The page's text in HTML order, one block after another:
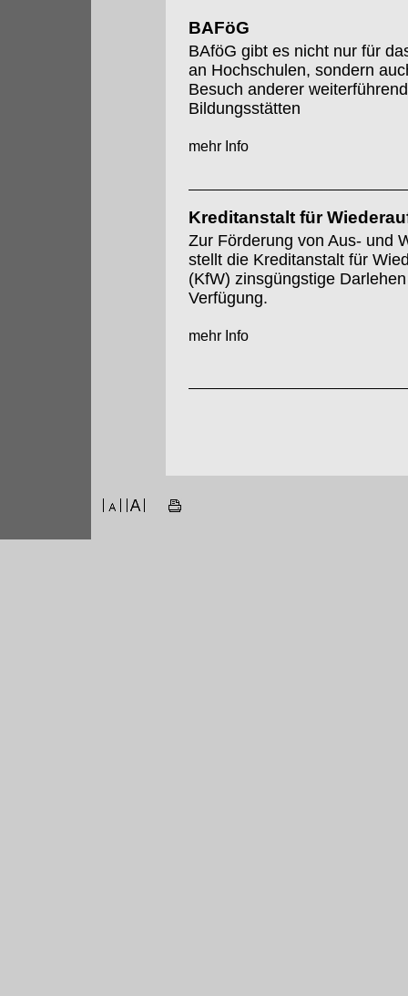
BAFöG
BAföG gibt es nicht nur für
an Hochschulen, sondern
Besuch anderer
Bildungsstätten
mehr Info
Kreditanstalt für
Zur Förderung von Aus- und
stellt die Kreditanstalt für
(KfW) zinsgüngstige
Verfügung.
mehr Info